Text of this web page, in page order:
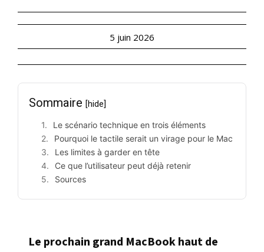
5 juin 2026
Sommaire [hide]
Le scénario technique en trois éléments
Pourquoi le tactile serait un virage pour le Mac
Les limites à garder en tête
Ce que l’utilisateur peut déjà retenir
Sources
Le prochain grand MacBook haut de